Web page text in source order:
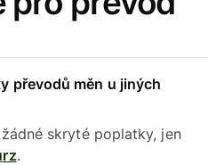
převodů měn u jiných
skryté poplatky, jen
.